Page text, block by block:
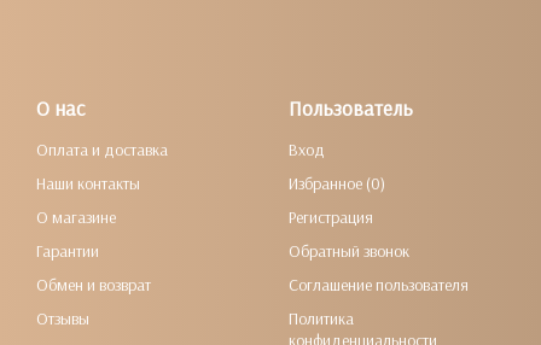
О нас
Оплата и доставка
Наши контакты
О магазине
Гарантии
Обмен и возврат
Отзывы
Пользователь
Вход
Избранное (0)
Регистрация
Обратный звонок
Соглашение пользователя
Политика
конфиденциальности